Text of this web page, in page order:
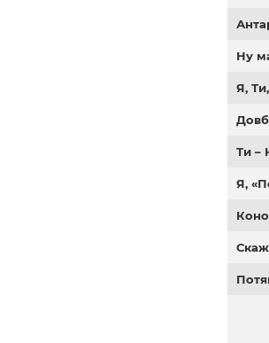
Ну
Я,
Ти –
Я,